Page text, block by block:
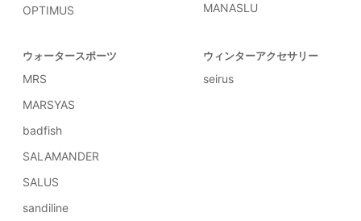
OPTIMUS
MANASLU
ウォータースポーツ
MRS
MARSYAS
badfish
SALAMANDER
SALUS
sandiline
ウィンターアクセサリー
seirus